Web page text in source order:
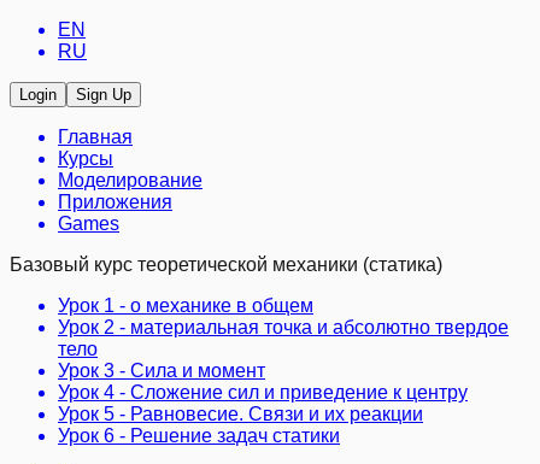
EN
RU
Login Sign Up
Главная
Курсы
Моделирование
Приложения
Games
Базовый курс теоретической механики (статика)
Урок 1 - о механике в общем
Урок 2 - материальная точка и абсолютно твердое
тело
Урок 3 - Сила и момент
Урок 4 - Сложение сил и приведение к центру
Урок 5 - Равновесие. Связи и их реакции
Урок 6 - Решение задач статики